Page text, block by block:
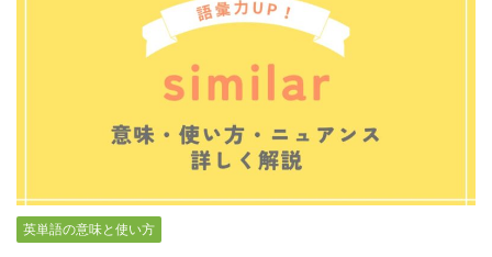
英単語の意味と使い方